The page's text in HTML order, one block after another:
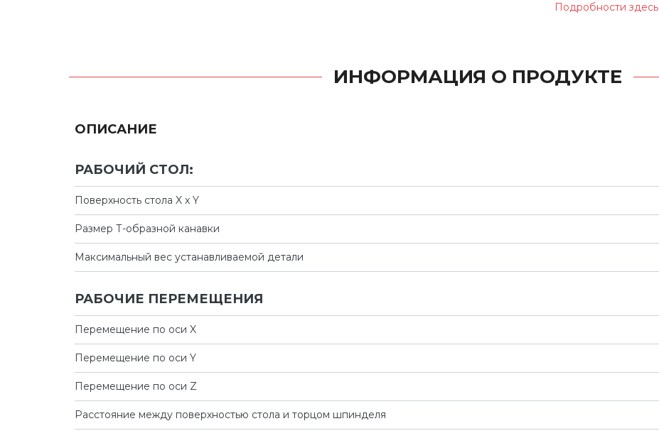
Подробности здесь
ИНФОРМАЦИЯ О ПРОДУКТЕ
ОПИСАНИЕ
РАБОЧИЙ СТОЛ:
Поверхность стола X x Y
Размер Т-образной канавки
Максимальный вес устанавливаемой детали
РАБОЧИЕ ПЕРЕМЕЩЕНИЯ
Перемещение по оси X
Перемещение по оси Y
Перемещение по оси Z
Расстояние между поверхностью стола и торцом шпинделя